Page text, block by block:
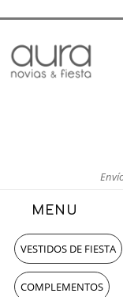
MENU
VESTIDOS DE FIESTA
COMPLEMENTOS